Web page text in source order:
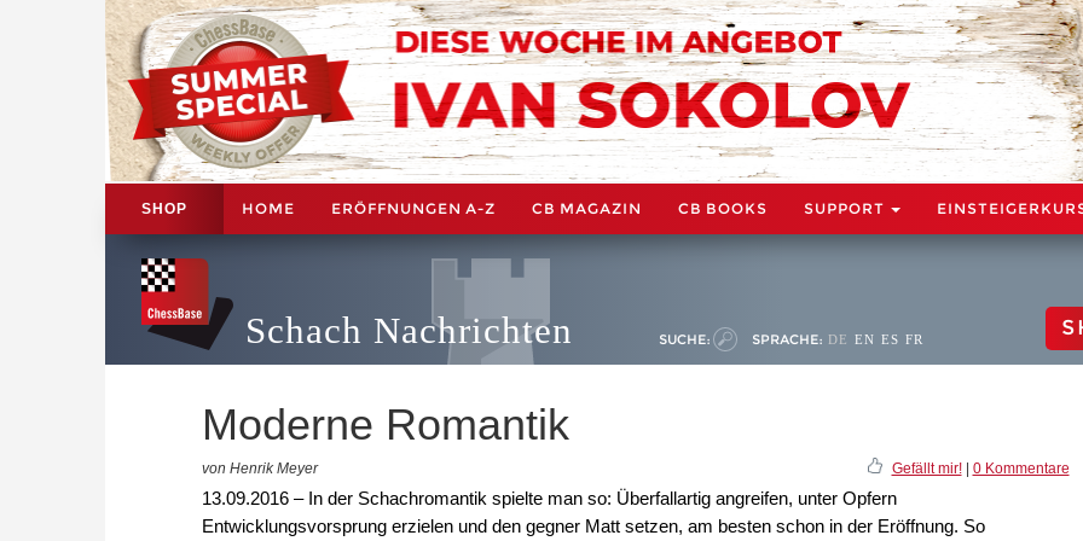
SHOP HOME ERÖFFNUNGEN A-Z CB MAGAZIN CB BOOKS SUPPORT
Schach Nachrichten SUCHE: SPRACHE: DE EN ES FR
Moderne Romantik
von Henrik Meyer Gefällt mir!| 0 Kommentare
13.09.2016 – In der Schachromantik spielte man so: Überfallartig angreifen, unter Opfern
Entwicklungsvorsprung erzielen und den gegner Matt setzen, am besten schon in der Eröffnung. So